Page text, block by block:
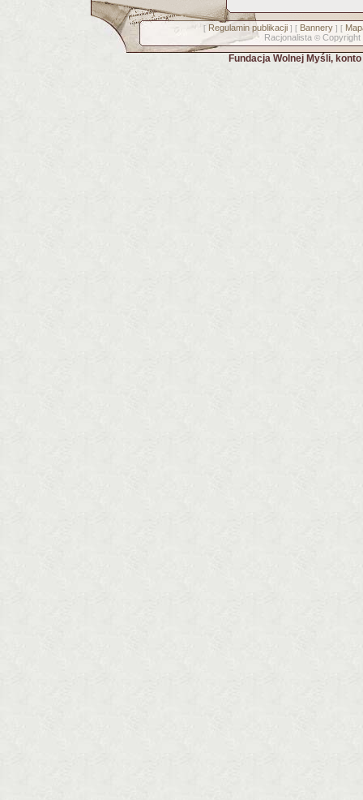
[ Regulamin publikacji] [ Bannery] [
Racjonalista © Copyright
Fundacja Wolnej Myśli,